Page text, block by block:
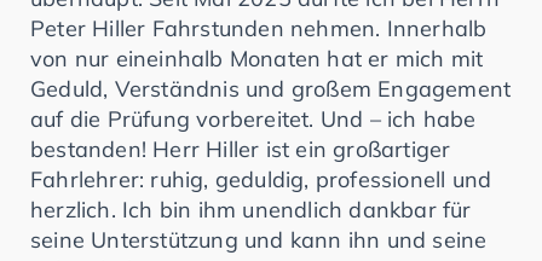
Peter Hiller Fahrstunden nehmen. Innerhalb
von nur eineinhalb Monaten hat er mich mit
Geduld, Verständnis und großem Engagement
auf die Prüfung vorbereitet. Und – ich habe
bestanden! Herr Hiller ist ein großartiger
Fahrlehrer: ruhig, geduldig, professionell und
herzlich. Ich bin ihm unendlich dankbar für
seine Unterstützung und kann ihn und seine